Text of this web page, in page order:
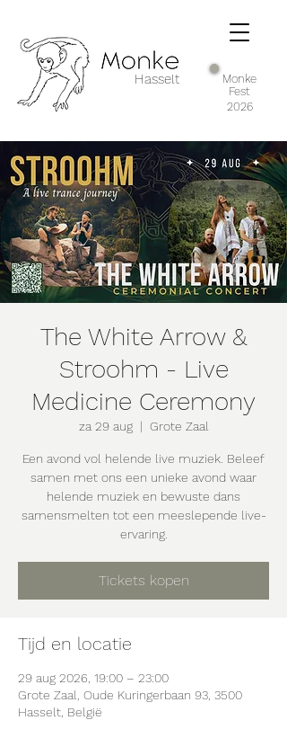
Hasselt
Monke
Fest
2026
The White Arrow &
Stroohm - Live
Medicine Ceremony
za 29 aug
  |
Grote Zaal
Een avond vol helende live muziek. Beleef
samen met ons een unieke avond waar
helende muziek en bewuste dans
samensmelten tot een meeslepende live-
ervaring.
Tickets kopen
Tijd en locatie
29 aug 2026, 19:00 – 23:00
Grote Zaal, Oude Kuringerbaan 93, 3500
Hasselt, België